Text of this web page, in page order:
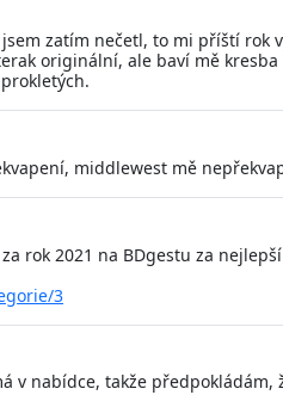
zatím nečetl, to mi příští
originální, ale baví mě
middlewest mě
rok 2021 na BDgestu za
3
v nabídce, takže